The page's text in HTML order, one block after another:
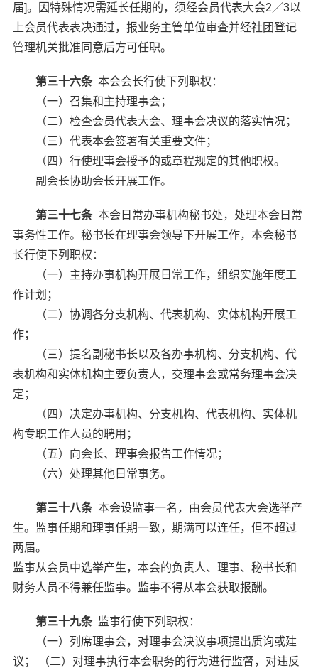
届]。因特殊情况需延长任期的，须经会员代表大会2／3以
上会员代表表决通过，报业务主管单位审查并经社团登记
管理机关批准同意后方可任职。
第三十六条本会会长行使下列职权：
（一）召集和主持理事会；
（二）检查会员代表大会、理事会决议的落实情况；
（三）代表本会签署有关重要文件；
（四）行使理事会授予的或章程规定的其他职权。
副会长协助会长开展工作。
第三十七条本会日常办事机构秘书处，处理本会日常
事务性工作。秘书长在理事会领导下开展工作，本会秘书
长行使下列职权：
（一）主持办事机构开展日常工作，组织实施年度工
作计划；
（二）协调各分支机构、代表机构、实体机构开展工
作；
（三）提名副秘书长以及各办事机构、分支机构、代
表机构和实体机构主要负责人，交理事会或常务理事会决
定；
（四）决定办事机构、分支机构、代表机构、实体机
构专职工作人员的聘用；
（五）向会长、理事会报告工作情况；
（六）处理其他日常事务。
第三十八条本会设监事一名，由会员代表大会选举产
生。监事任期和理事任期一致，期满可以连任，但不超过
两届。
监事从会员中选举产生，本会的负责人、理事、秘书长和
财务人员不得兼任监事。监事不得从本会获取报酬。
第三十九条监事行使下列职权：
（一）列席理事会，对理事会决议事项提出质询或建
议； （二）对理事执行本会职务的行为进行监督，对违反